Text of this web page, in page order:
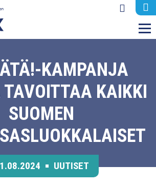
KAMPANJA
KAIKKI
SUOMEN
UUTISET